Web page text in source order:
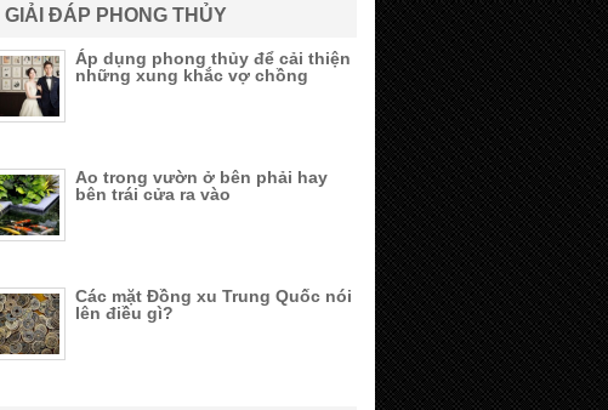
GIẢI ĐÁP PHONG THỦY
Áp dụng phong thủy để cải thiện
những xung khắc vợ chồng
Ao trong vườn ở bên phải hay
bên trái cửa ra vào
Các mặt Đồng xu Trung Quốc nói
lên điều gì?